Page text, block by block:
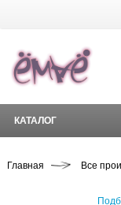
КАТАЛОГ
Главная Все